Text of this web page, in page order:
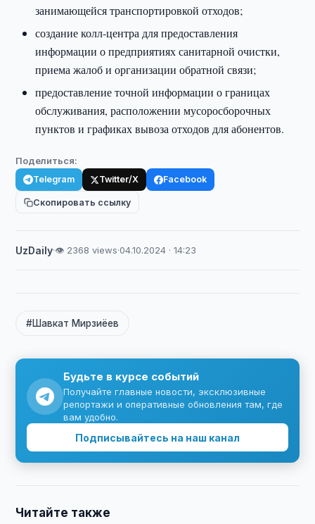
занимающейся транспортировкой отходов;
создание колл-центра для предоставления
информации о предприятиях санитарной очистки,
приема жалоб и организации обратной связи;
предоставление точной информации о границах
обслуживания, расположении мусоросборочных
пунктов и графиках вывоза отходов для абонентов.
Поделиться:
Telegram Twitter/X Facebook
Скопировать ссылку
UzDaily·👁 2368 views·04.10.2024 · 14:23
#Шавкат Мирзиёев
Будьте в курсе событий
Получайте главные новости, эксклюзивные
репортажи и оперативные обновления там, где
вам удобно.
Подписывайтесь на наш канал
Читайте также